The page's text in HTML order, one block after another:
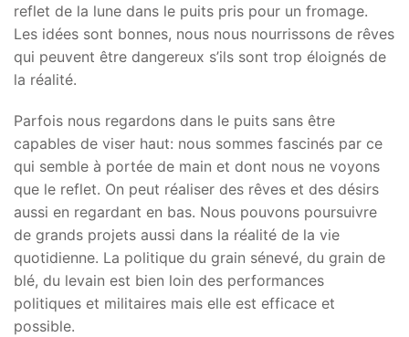
reflet de la lune dans le puits pris pour un fromage.
Les idées sont bonnes, nous nous nourrissons de rêves
qui peuvent être dangereux s’ils sont trop éloignés de
la réalité.
Parfois nous regardons dans le puits sans être
capables de viser haut: nous sommes fascinés par ce
qui semble à portée de main et dont nous ne voyons
que le reflet. On peut réaliser des rêves et des désirs
aussi en regardant en bas. Nous pouvons poursuivre
de grands projets aussi dans la réalité de la vie
quotidienne. La politique du grain sénevé, du grain de
blé, du levain est bien loin des performances
politiques et militaires mais elle est efficace et
possible.